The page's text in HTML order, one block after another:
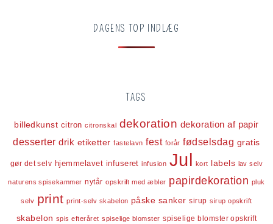
DAGENS TOP INDLÆG
TAGS
billedkunst citron citronskal dekoration dekoration af papir
desserter drik etiketter fastelavn fest forår fødselsdag gratis
gør det selv hjemmelavet infuseret infusion Jul kort labels lav selv
naturens spisekammer nytår opskrift med æbler papirdekoration pluk
selv print print-selv skabelon påske sanker sirup sirup opskrift
skabelon spis efteråret spiselige blomster spiselige blomster opskrift